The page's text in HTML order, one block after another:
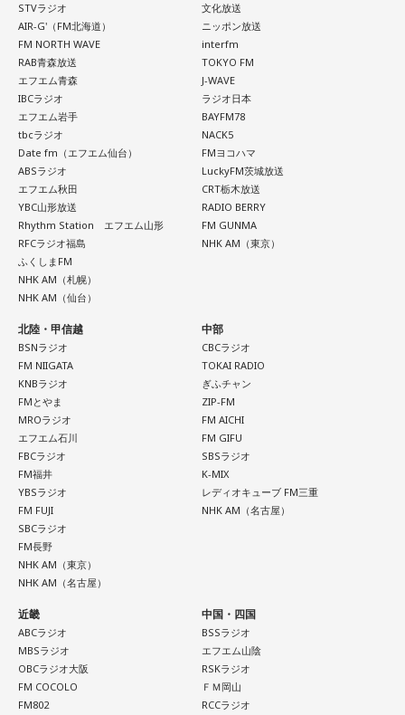
STVラジオ
AIR-G'（FM北海道）
FM NORTH WAVE
RAB青森放送
エフエム青森
IBCラジオ
エフエム岩手
tbcラジオ
Date fm（エフエム仙台）
ABSラジオ
エフエム秋田
YBC山形放送
Rhythm Station エフエム山形
RFCラジオ福島
ふくしまFM
NHK AM（札幌）
NHK AM（仙台）
文化放送
ニッポン放送
interfm
TOKYO FM
J-WAVE
ラジオ日本
BAYFM78
NACK5
FMヨコハマ
LuckyFM茨城放送
CRT栃木放送
RADIO BERRY
FM GUNMA
NHK AM（東京）
北陸・甲信越
BSNラジオ
FM NIIGATA
KNBラジオ
FMとやま
MROラジオ
エフエム石川
FBCラジオ
FM福井
YBSラジオ
FM FUJI
SBCラジオ
FM長野
NHK AM（東京）
NHK AM（名古屋）
中部
CBCラジオ
TOKAI RADIO
ぎふチャン
ZIP-FM
FM AICHI
FM GIFU
SBSラジオ
K-MIX
レディオキューブ FM三重
NHK AM（名古屋）
近畿
ABCラジオ
MBSラジオ
OBCラジオ大阪
FM COCOLO
FM802
中国・四国
BSSラジオ
エフエム山陰
RSKラジオ
ＦＭ岡山
RCCラジオ